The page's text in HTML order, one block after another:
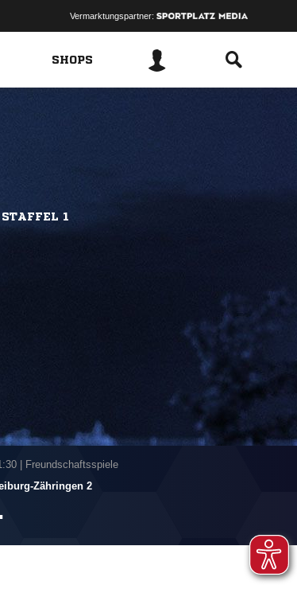
Vermarktungspartner:
SHOPS
1
| Freundschaftsspiele
Zähringen 2